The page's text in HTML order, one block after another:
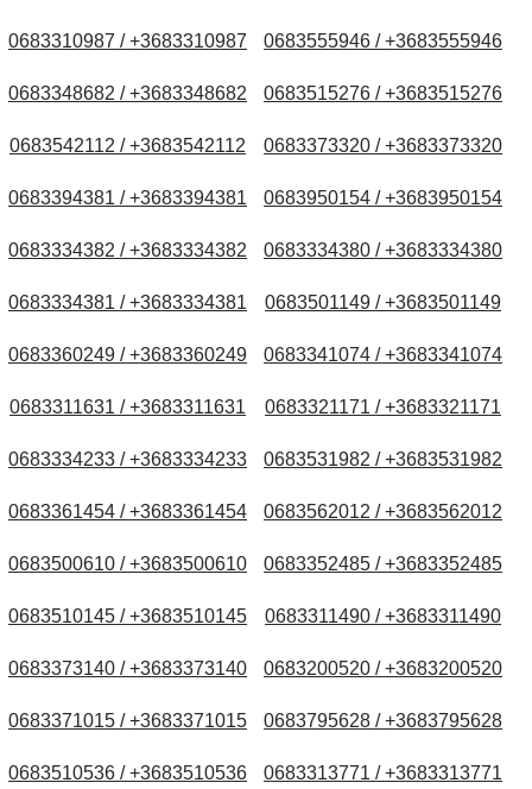
0683310987 / +3683310987 0683555946 / +3683555946
0683348682 / +3683348682 0683515276 / +3683515276
0683542112 / +3683542112 0683373320 / +3683373320
0683394381 / +3683394381 0683950154 / +3683950154
0683334382 / +3683334382 0683334380 / +3683334380
0683334381 / +3683334381 0683501149 / +3683501149
0683360249 / +3683360249 0683341074 / +3683341074
0683311631 / +3683311631 0683321171 / +3683321171
0683334233 / +3683334233 0683531982 / +3683531982
0683361454 / +3683361454 0683562012 / +3683562012
0683500610 / +3683500610 0683352485 / +3683352485
0683510145 / +3683510145 0683311490 / +3683311490
0683373140 / +3683373140 0683200520 / +3683200520
0683371015 / +3683371015 0683795628 / +3683795628
0683510536 / +3683510536 0683313771 / +3683313771